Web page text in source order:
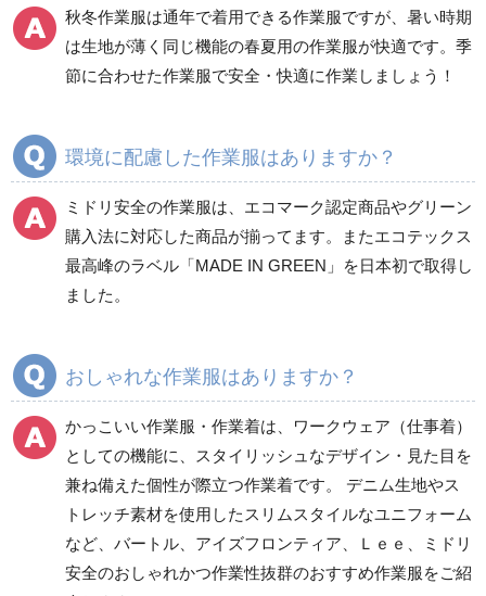
食品産業用長袖
食品産業用半袖
ワークパンツ
春夏ワークパンツ作業
ズボン
秋冬ワークパンツ作業
ズボン
ツ
クリーンウェアワーク
パンツ
カーゴパンツ
春夏カーゴパンツ作業
ズボン
ズボン
レディース作業着
シャツ
秋冬作業服は通年で着用できる作業服ですが、暑い時期
は生地が薄く同じ機能の春夏用の作業服が快適です。季
節に合わせた作業服で安全・快適に作業しましょう！
環境に配慮した作業服はありますか？
ミドリ安全の作業服は、エコマーク認定商品やグリーン
購入法に対応した商品が揃ってます。またエコテックス
最高峰のラベル「MADE IN GREEN」を日本初で取得し
ました。
おしゃれな作業服はありますか？
かっこいい作業服・作業着は、ワークウェア（仕事着）
としての機能に、スタイリッシュなデザイン・見た目を
兼ね備えた個性が際立つ作業着です。 デニム生地やス
トレッチ素材を使用したスリムスタイルなユニフォーム
など、バートル、アイズフロンティア、Ｌｅｅ、ミドリ
安全のおしゃれかつ作業性抜群のおすすめ作業服をご紹